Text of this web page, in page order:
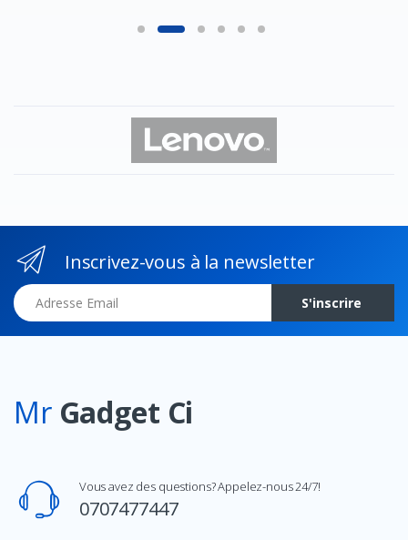
Inscrivez-vous à la newsletter
Adresse Email
S'inscrire
Mr Gadget Ci
Vous avez des questions? Appelez-nous 24/7!
0707477447